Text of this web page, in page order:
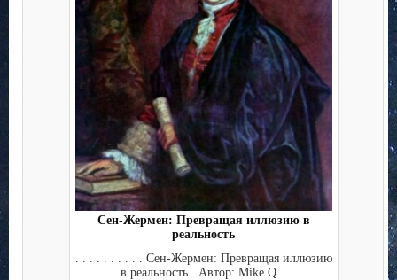
Сен-Жермен: Превращая иллюзию в
реальность
. . . . . . . . . . Сен-Жермен: Превращая иллюзию
в реальность . Автор: Mike Q...